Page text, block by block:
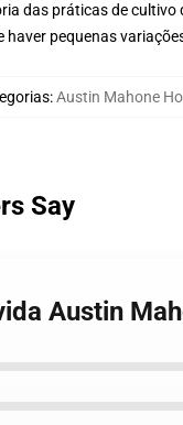
das práticas de
haver pequenas
:Austin Mahone
Say
Austin